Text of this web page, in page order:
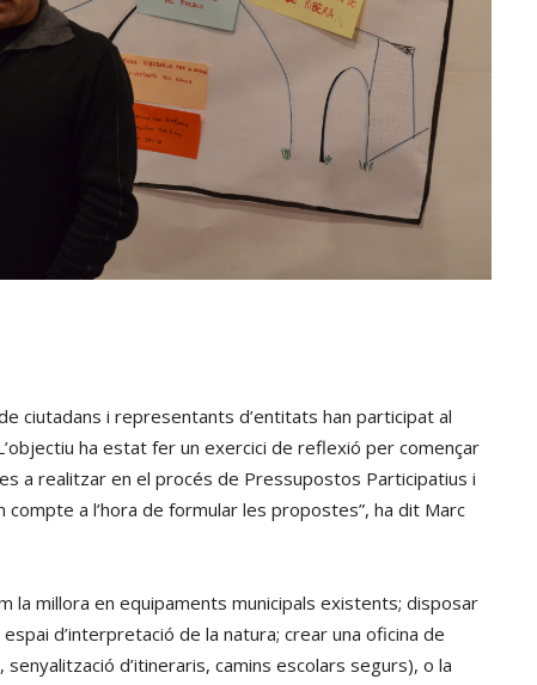
ciutadans i representants d’entitats han participat al
ha estat fer un exercici de reflexió per començar
a realitzar en el procés de Pressupostos Participatius i
a l’hora de formular les propostes”, ha dit Marc
la millora en equipaments municipals existents; disposar
d’interpretació de la natura; crear una oficina de
d’itineraris, camins escolars segurs), o la